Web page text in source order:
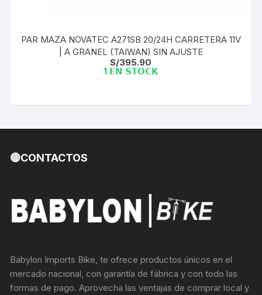
PAR MAZA NOVATEC A271SB 20/24H CARRETERA 11V
| A GRANEL (TAIWAN) SIN AJUSTE
S/395.90
1 𝗘𝗡 𝗦𝗧𝗢𝗖𝗞
🔴CONTACTOS
Babylon Imports Bike, te ofrece productos únicos en el
mercado nacional, con garantía de fábrica y con todo las
formas de pago. Aprovecha las ventajas de comprar local y